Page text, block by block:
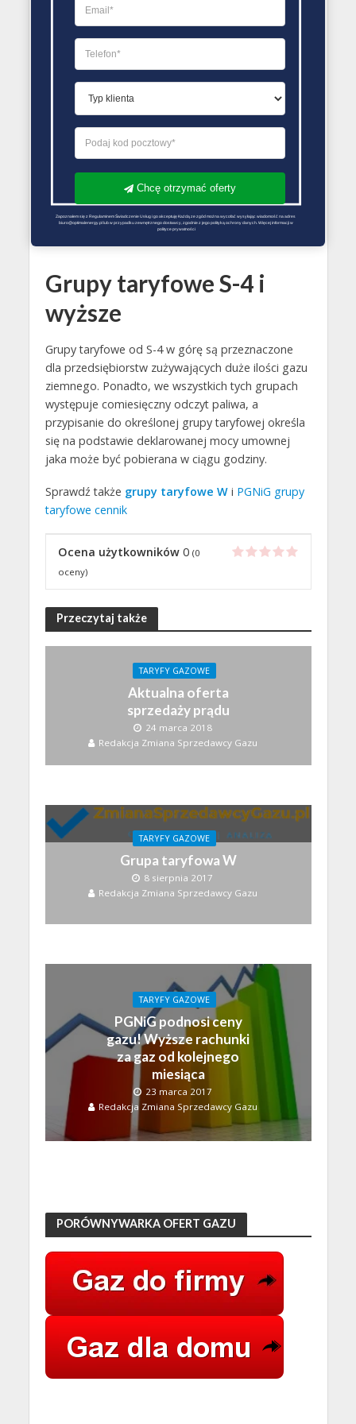
(kWh/rok)
Dystrybucyjna sieć gazowa o ciśnieniu do
S–3.6 b ≤ 110
97 100
S–3.9 b ≤ 110
14 600 a ≤
S-3.12T b ≤ 110
14 600 a ≤
97 100
Grupy taryfowe S-4 i
wyższe
Grupy taryfowe od S-4 w górę są przeznaczone
dla przedsiębiorstw zużywających duże ilości gazu
ziemnego. Ponadto, we wszystkich tych grupach
występuje comiesięczny odczyt paliwa, a
przypisanie do określonej grupy taryfowej określa
się na podstawie deklarowanej mocy umownej
jaka może być pobierana w ciągu godziny.
Sprawdź także grupy taryfowe Wi PGNiG grupy
taryfowe cennik
Ocena użytkowników 0 (0
oceny)
Przeczytaj także
TARYFY GAZOWE
Aktualna oferta
sprzedaży prądu
24 marca 2018
Redakcja Zmiana Sprzedawcy Gazu
TARYFY GAZOWE
Grupa taryfowa W
8 sierpnia 2017
Redakcja Zmiana Sprzedawcy Gazu
TARYFY GAZOWE
PGNiG podnosi ceny
gazu! Wyższe rachunki
za gaz od kolejnego
miesiąca
23 marca 2017
Redakcja Zmiana Sprzedawcy Gazu
PORÓWNYWARKA OFERT GAZU
Chcę otrzymać oferty
Zapoznałem się z Regulaminem Świadczenie Usług i go akceptuję Każdą ze zgód można wycofać wysyłając wiadomość na adres
biuro@optimalenergy.pl lub w przypadku zewnętrznego dostawcy, zgodnie z jego polityką ochrony danych. Więcej informacji w
polityce prywatności